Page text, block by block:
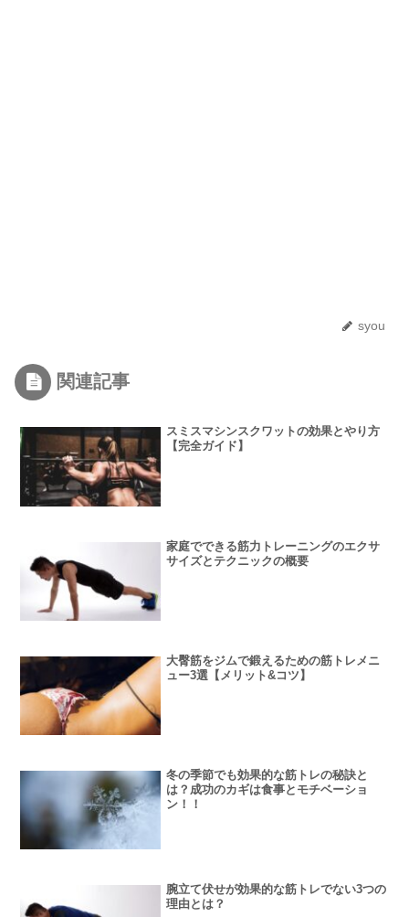
syou
関連記事
スミスマシンスクワットの効果とやり方
【完全ガイド】
家庭でできる筋力トレーニングのエクサ
サイズとテクニックの概要
大臀筋をジムで鍛えるための筋トレメニ
ュー3選【メリット&コツ】
冬の季節でも効果的な筋トレの秘訣と
は？成功のカギは食事とモチベーショ
ン！！
腕立て伏せが効果的な筋トレでない3つの
理由とは？